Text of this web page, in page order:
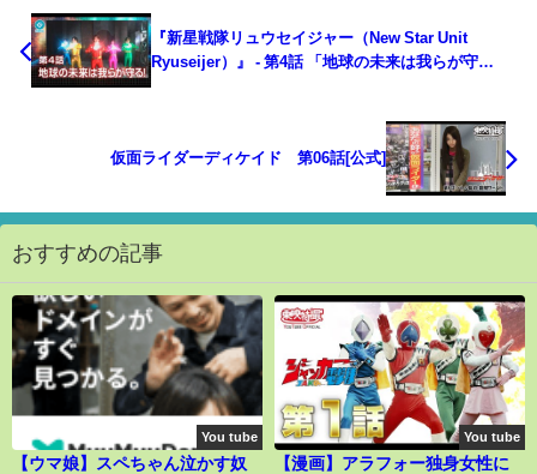
『新星戦隊リュウセイジャー（New Star Unit
Ryuseijer）』 - 第4話 「地球の未来は我らが守
仮面ライダーディケイド 第06話[公式]
おすすめの記事
You tube
【ウマ娘】スペちゃん泣かす奴
You tube
【漫画】アラフォー独身女性に